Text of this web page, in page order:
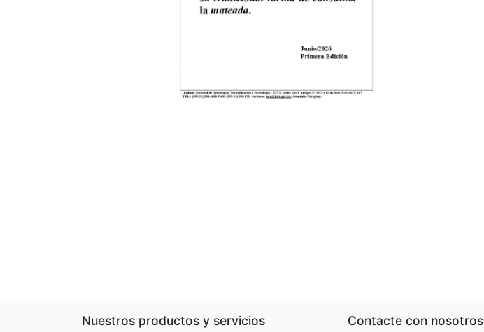
Nuestros productos y servicios Contacte con nosotros